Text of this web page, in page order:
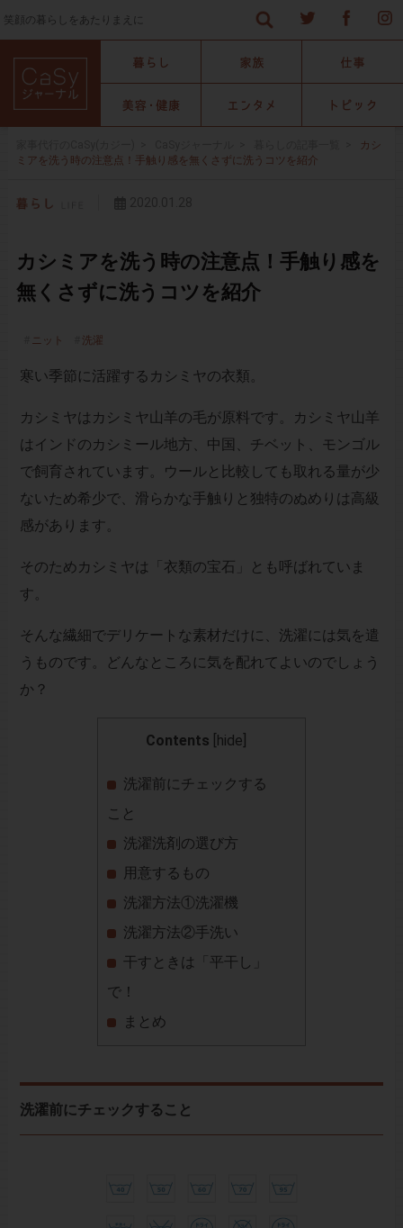
笑顔の暮らしをあたりまえに
カシ
ミアを洗う時の注意点！手触り感を無くさずに洗うコツを紹介
カシミアを洗う時の注意点！手触り感を
無くさずに洗うコツを紹介
ニット 洗濯
寒い季節に活躍するカシミヤの衣類。
カシミヤはカシミヤ山羊の毛が原料です。カシミヤ山羊
はインドのカシミール地方、中国、チベット、モンゴル
で飼育されています。ウールと比較しても取れる量が少
ないため希少で、滑らかな手触りと独特のぬめりは高級
感があります。
そのためカシミヤは「衣類の宝石」とも呼ばれていま
す。
そんな繊細でデリケートな素材だけに、洗濯には気を遣
うものです。どんなところに気を配れてよいのでしょう
か？
Contents hide
洗濯前にチェックする
こと
洗濯洗剤の選び方
用意するもの
洗濯方法①洗濯機
洗濯方法②手洗い
干すときは「平干し」
で！
まとめ
洗濯前にチェックすること